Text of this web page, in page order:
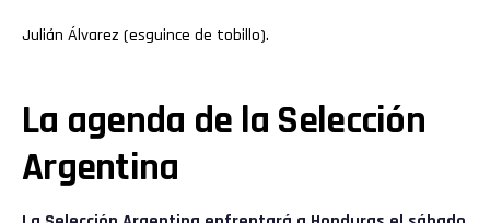
Julián Álvarez (esguince de tobillo).
La agenda de la Selección
Argentina